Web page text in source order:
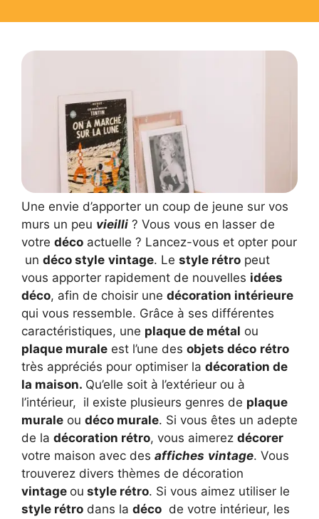
Une envie d’apporter un coup de jeune sur vos
murs un peu vieilli ? Vous vous en lasser de
votre déco actuelle ? Lancez-vous et opter pour
un déco style vintage. Le style rétro peut
vous apporter rapidement de nouvelles idées
déco, afin de choisir une décoration intérieure
qui vous ressemble. Grâce à ses différentes
caractéristiques, une plaque de métal ou
plaque murale est l’une des objets déco rétro
très appréciés pour optimiser la décoration de
la maison. Qu’elle soit à l’extérieur ou à
l’intérieur, il existe plusieurs genres de plaque
murale ou déco murale. Si vous êtes un adepte
de la décoration rétro, vous aimerez décorer
votre maison avec des affiches vintage. Vous
trouverez divers thèmes de décoration
vintage ou style rétro. Si vous aimez utiliser le
style rétro dans la déco de votre intérieur, les